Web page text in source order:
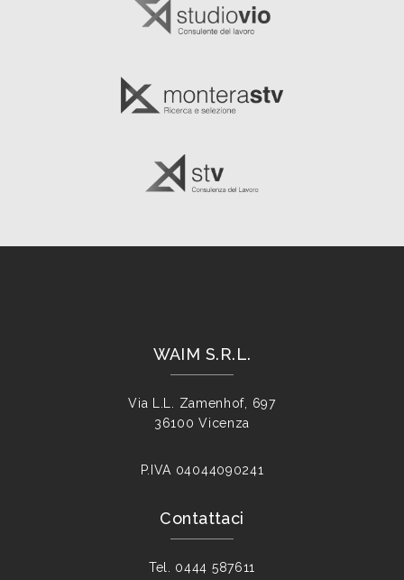
WAIM S.R.L.
Via L.L. Zamenhof, 697
36100 Vicenza
P.IVA 04044090241
Contattaci
Tel. 0444 587611